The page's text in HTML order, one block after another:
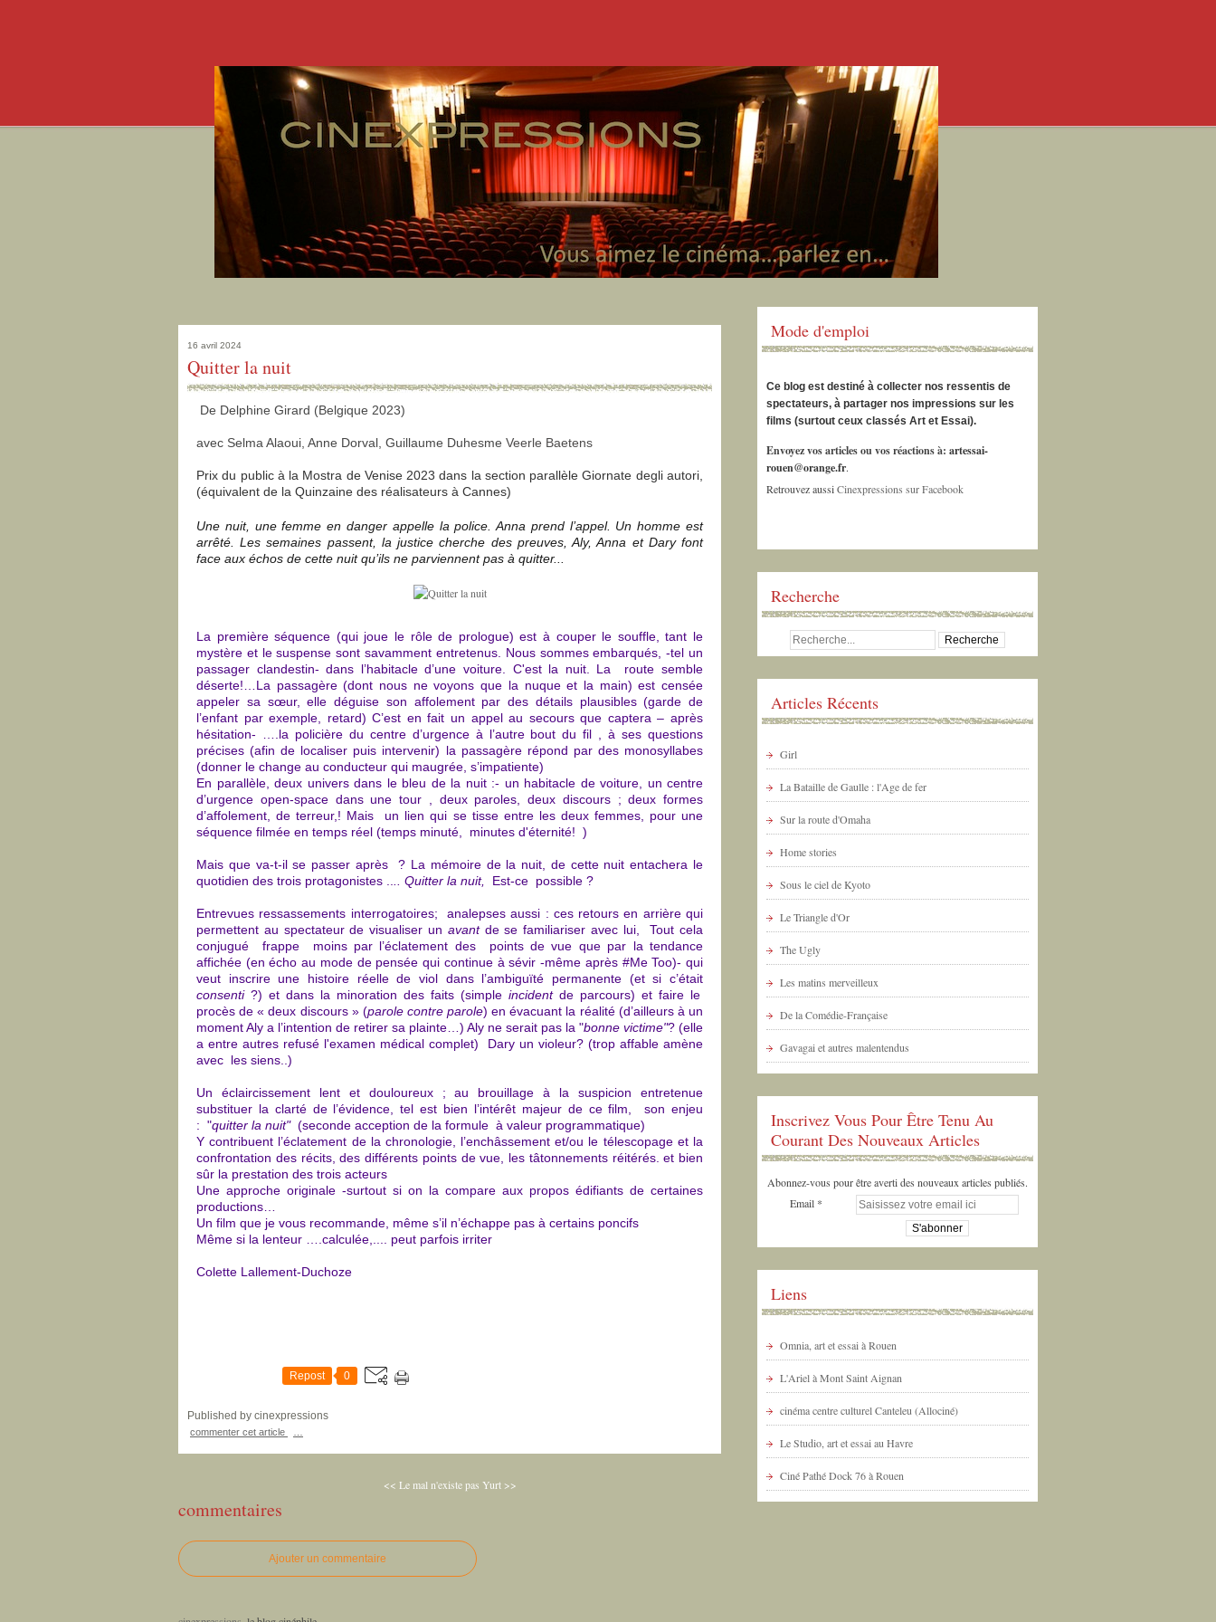
16 avril 2024
Quitter la nuit
De Delphine Girard (Belgique 2023)
avec Selma Alaoui, Anne Dorval, Guillaume Duhesme Veerle Baetens
Prix du public à la Mostra de Venise 2023 dans la section parallèle Giornate degli autori,
(équivalent de la Quinzaine des réalisateurs à Cannes)
Une nuit, une femme en danger appelle la police. Anna prend l’appel. Un homme est
arrêté. Les semaines passent, la justice cherche des preuves, Aly, Anna et Dary font
face aux échos de cette nuit qu’ils ne parviennent pas à quitter...
La première séquence (qui joue le rôle de prologue) est à couper le souffle, tant le
mystère et le suspense sont savamment entretenus. Nous sommes embarqués, -tel un
passager clandestin- dans l’habitacle d’une voiture. C'est la nuit. La route semble
déserte!…La passagère (dont nous ne voyons que la nuque et la main) est censée
appeler sa sœur, elle déguise son affolement par des détails plausibles (garde de
l’enfant par exemple, retard) C’est en fait un appel au secours que captera – après
hésitation- ….la policière du centre d’urgence à l’autre bout du fil , à ses questions
précises (afin de localiser puis intervenir) la passagère répond par des monosyllabes
(donner le change au conducteur qui maugrée, s’impatiente)
En parallèle, deux univers dans le bleu de la nuit :- un habitacle de voiture, un centre
d’urgence open-space dans une tour , deux paroles, deux discours ; deux formes
d’affolement, de terreur,! Mais un lien qui se tisse entre les deux femmes, pour une
séquence filmée en temps réel (temps minuté, minutes d'éternité! )
Mais que va-t-il se passer après ? La mémoire de la nuit, de cette nuit entachera le
quotidien des trois protagonistes ..
Quitter la nuit, ​​​​​​ Est-ce possible ?
Entrevues ressassements interrogatoires; analepses aussi : ces retours en arrière qui
permettent au spectateur de visualiser un avant de se familiariser avec lui,
Tout cela
conjugué frappe moins par l’éclatement des points de vue que par la tendance
affichée (en écho au mode de pensée qui continue à sévir -même après #Me Too)- qui
veut inscrire une histoire réelle de viol dans l’ambiguïté permanente (et si c’était
consenti?) et dans la minoration des faits (simple incident de parcours) et faire le
procès de « deux discours » (parole contre parole) en évacuant la réalité (d’ailleurs à un
moment Aly a l’intention de retirer sa plainte…) Aly ne serait pas la "bonne victime"? (elle
a entre autres refusé l'examen médical complet) Dary un violeur? (trop affable amène
avec les siens..)
Un éclaircissement lent et douloureux ; au brouillage à la suspicion entretenue
substituer la clarté de l’évidence, tel est bien l’intérêt majeur de ce film, son enjeu
: "quitter la nuit"(seconde acception de la formule à valeur programmatique)
Y contribuent l’éclatement de la chronologie, l’enchâssement et/ou le télescopage et la
confrontation des récits, des différents points de vue, les tâtonnements réitérés. et bien
sûr la prestation des trois acteurs
Une approche originale -surtout si on la compare aux propos édifiants de certaines
productions…
Un film que je vous recommande, même s’il n’échappe pas à certains poncifs
Même si la lenteur ….calculée,.... peut parfois irriter
Colette Lallement-Duchoze
Repost 0
Published by cinexpressions
commenter cet article
<< Le mal n'existe pas Yurt >>
commentaires
Ajouter un commentaire
Mode d'emploi
Ce blog est destiné à collecter nos ressentis de
spectateurs, à partager nos impressions sur les
films (surtout ceux classés Art et Essai).
Envoyez vos articles ou vos réactions à: artessai-
rouen@orange.fr.
Retrouvez aussiCinexpressions sur Facebook
Recherche
Articles Récents
Girl
La Bataille de Gaulle : l'Age de fer
Sur la route d'Omaha
Home stories
Sous le ciel de Kyoto
Le Triangle d'Or
The Ugly
Les matins merveilleux
De la Comédie-Française
Gavagai et autres malentendus
Inscrivez Vous Pour Être Tenu Au
Courant Des Nouveaux Articles
Abonnez-vous pour être averti des nouveaux articles publiés.
Email
Liens
Omnia, art et essai à Rouen
L'Ariel à Mont Saint Aignan
cinéma centre culturel Canteleu (Allociné)
Le Studio, art et essai au Havre
Ciné Pathé Dock 76 à Rouen